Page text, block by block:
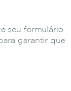
seu formulário
garantir que